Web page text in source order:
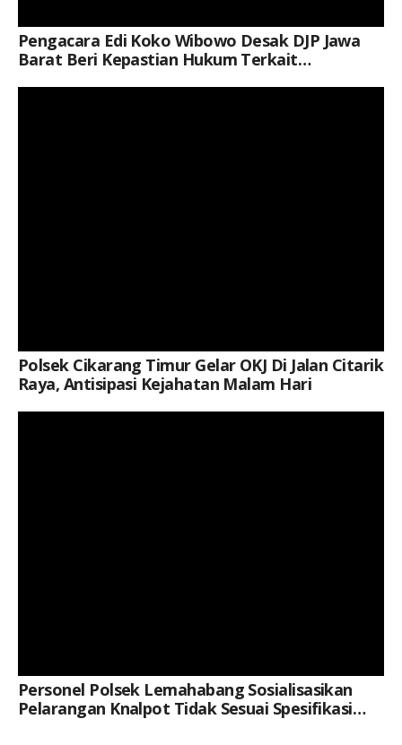
Pengacara Edi Koko Wibowo Desak DJP Jawa
Barat Beri Kepastian Hukum Terkait
Keterangan Gambar: Personel Polsek Cikarang Timur saat melaksanakan Operasi Kejahatan Jalanan (OKJ) di Jalan Citarik Raya, Desa Karangsari, Kabupaten Bekasi, Sabtu (8/8/2026) dini hari.
Polsek Cikarang Timur Gelar OKJ Di Jalan Citarik
Raya, Antisipasi Kejahatan Malam Hari
Keterangan Gambar: Aipda Yuli Roy, Saat Kegiatan
Personel Polsek Lemahabang Sosialisasikan
Pelarangan Knalpot Tidak Sesuai Spesifikasi